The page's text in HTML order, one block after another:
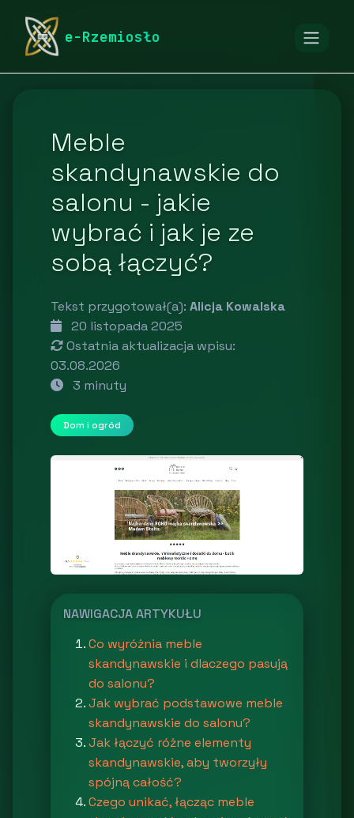
e-Rzemiosło
rymarstwo-poznan.pl
Meble
skandynawskie do
salonu - jakie
wybrać i jak je ze
sobą łączyć?
Tekst przygotował(a): Alicja Kowalska
20 listopada 2025
Ostatnia aktualizacja wpisu:
03.08.2026
3 minuty
Dom i ogród
NAWIGACJA ARTYKUŁU
Co wyróżnia meble
skandynawskie i dlaczego pasują
do salonu?
Jak wybrać podstawowe meble
skandynawskie do salonu?
Jak łączyć różne elementy
skandynawskie, aby tworzyły
spójną całość?
Czego unikać, łącząc meble